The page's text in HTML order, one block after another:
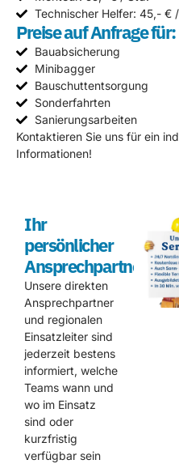
Technischer Helfer: 45,- €
Preise auf Anfrage für:
Bauabsicherung
Minibagger
Bauschuttentsorgung
Sonderfahrten
Sanierungsarbeiten
Kontaktieren Sie uns für ein
Informationen!
Ihr
persönlicher
Ansprechpartner
Unsere direkten
Ansprechpartner
und regionalen
Einsatzleiter sind
jederzeit bestens
informiert, welche
Teams wann und
wo im Einsatz
sind oder
kurzfristig
verfügbar sein